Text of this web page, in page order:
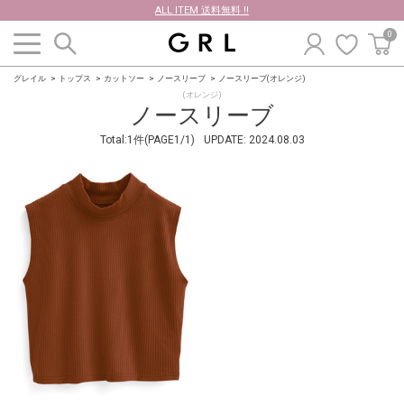
ALL ITEM 送料無料 !!
0
グレイル トップス カットソー ノースリーブ ノースリーブ(オレンジ)
ノースリーブ
(オレンジ)
Total:1件(PAGE1/1) UPDATE: 2024.08.03